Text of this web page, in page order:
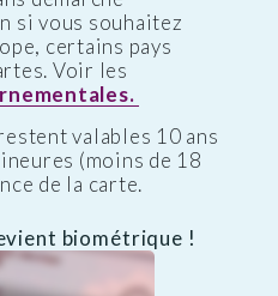
si vous souhaitez
certains pays
Voir les
valables 10 ans
(moins de 18
de la carte.
biométrique !